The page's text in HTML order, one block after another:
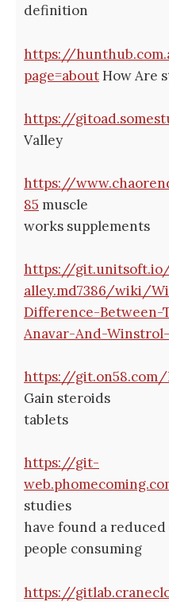
definition
https://
page=aboutHow Are
https://
Valley
https://
85 muscle
works supplements
https://git.unitsoft.io/
alley.md7386/wiki/
Difference-Between-
Anavar-And-
https://git.on58.com/
Gain steroids
tablets
https://git-
studies
have found a
people consuming
https://